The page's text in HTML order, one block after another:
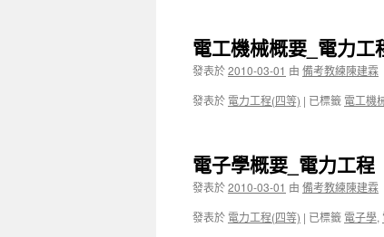
電工機械概要_電力
發表於2010-03-01 由 備考教練陳建霖
發表於 電力工程(四等) | 已標籤 電工機
電子學概要_電力工
發表於2010-03-01 由 備考教練陳建霖
發表於 電力工程(四等) | 已標籤 電子學,